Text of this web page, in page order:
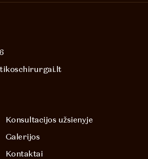
Konsultacijos užsienyje
Galerijos
Kontaktai